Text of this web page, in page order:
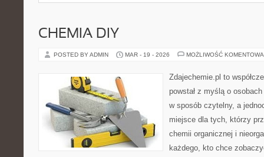
CHEMIA DIY
POSTED BY ADMIN MAR - 19 - 2026 MOŻLIWOŚĆ
Zdajechemie.pl to
powstał z myślą o
w sposób czytelny, a
miejsce dla tych, którzy
chemii organicznej i
każdego, kto chce